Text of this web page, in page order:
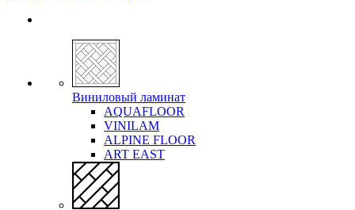
Виниловый ламинат
AQUAFLOOR
VINILAM
ALPINE FLOOR
ART EAST